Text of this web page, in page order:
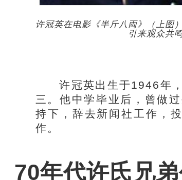
许冠英在电影《半斤八両》（上图
引来观众共
许冠英出生于1946年，
三。他中学毕业后，曾做
持下，辞去新闻社工作，
作。
70年代许氏兄